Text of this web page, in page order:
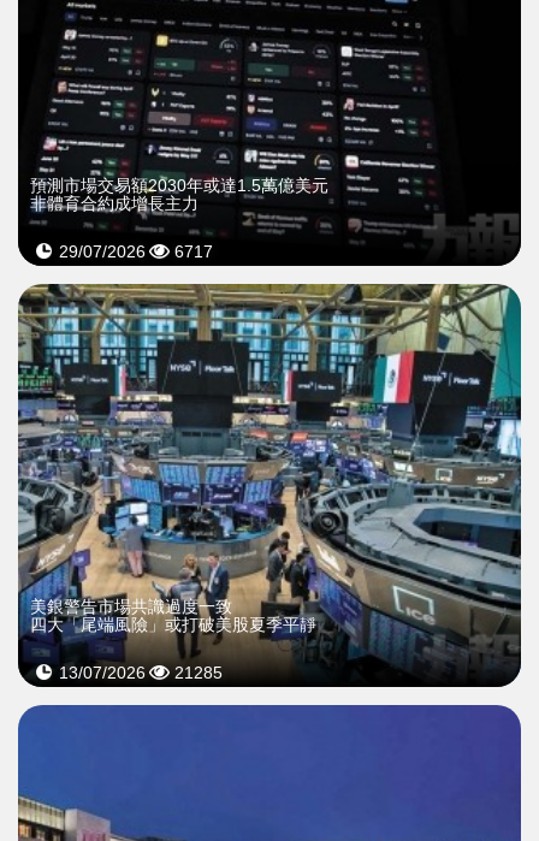
預測市場交易額2030年或達1.5萬億美元
非體育合約成增長主力
29/07/2026 6717
美銀警告市場共識過度一致
四大「尾端風險」或打破美股夏季平靜
13/07/2026 21285